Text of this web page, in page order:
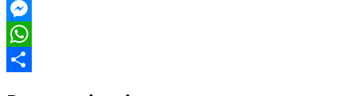
Facebook
Messenger
WhatsApp